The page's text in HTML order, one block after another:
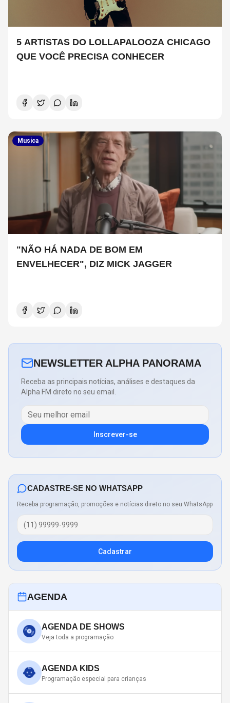
5 ARTISTAS DO LOLLAPALOOZA CHICAGO
QUE VOCÊ PRECISA CONHECER
Musica
"NÃO HÁ NADA DE BOM EM
ENVELHECER", DIZ MICK JAGGER
NEWSLETTER ALPHA PANORAMA
Receba as principais notícias, análises e destaques da
Alpha FM direto no seu email.
Inscrever-se
CADASTRE-SE NO WHATSAPP
Receba programação, promoções e notícias direto no seu WhatsApp
Cadastrar
AGENDA
AGENDA DE SHOWS
Veja toda a programação
AGENDA KIDS
Programação especial para crianças